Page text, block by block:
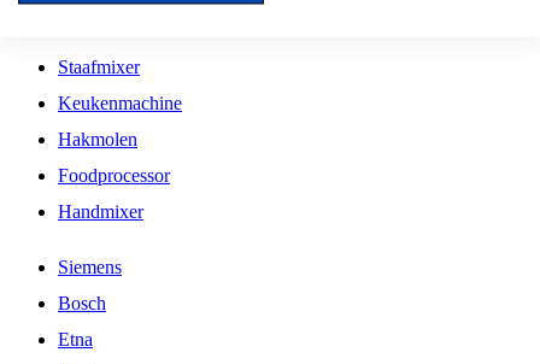
Kookplaat Accessoires
Staafmixer
Keukenmachine
Hakmolen
Foodprocessor
Handmixer
Siemens
Bosch
Etna